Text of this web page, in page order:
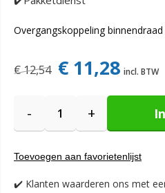
Overgangskoppeling
€ 11,28
€ 12,54
- +
Toevoegen aan favorietenlijst
✔️ Klanten waarderen ons met